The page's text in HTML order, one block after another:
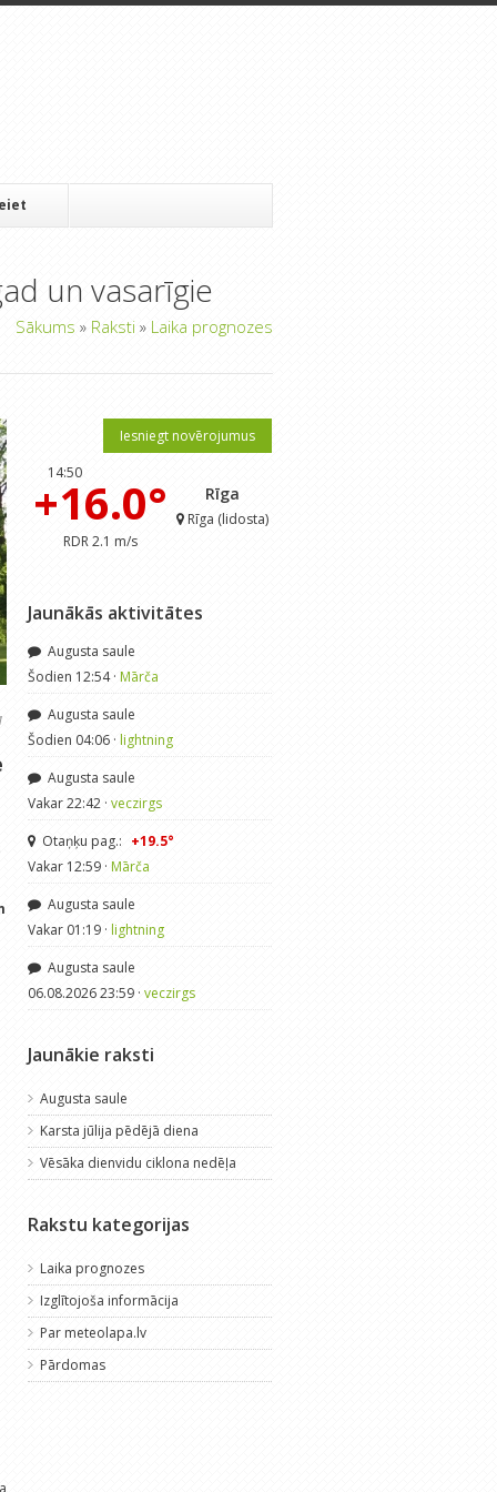
un vasarīgie
Sākums » Raksti » Laika prognozes
Iesniegt novērojumus
14:50
+16.0°
RDR 2.1 m/s
Rīga
Rīga (lidosta)
Jaunākās aktivitātes
Augusta saule
Šodien 12:54 · Mārča
Augusta saule
Šodien 04:06 · lightning
Augusta saule
Vakar 22:42 · veczirgs
Otaņķu pag.: +19.5°
Vakar 12:59 · Mārča
Augusta saule
Vakar 01:19 · lightning
Augusta saule
06.08.2026 23:59 · veczirgs
Jaunākie raksti
Augusta saule
Karsta jūlija pēdējā diena
Vēsāka dienvidu ciklona nedēļa
Rakstu kategorijas
Laika prognozes
Izglītojoša informācija
Par meteolapa.lv
Pārdomas